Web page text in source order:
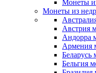
Монеты
Монеты из
Австрия
Андорра
Армения
Беларусь
Бельгия